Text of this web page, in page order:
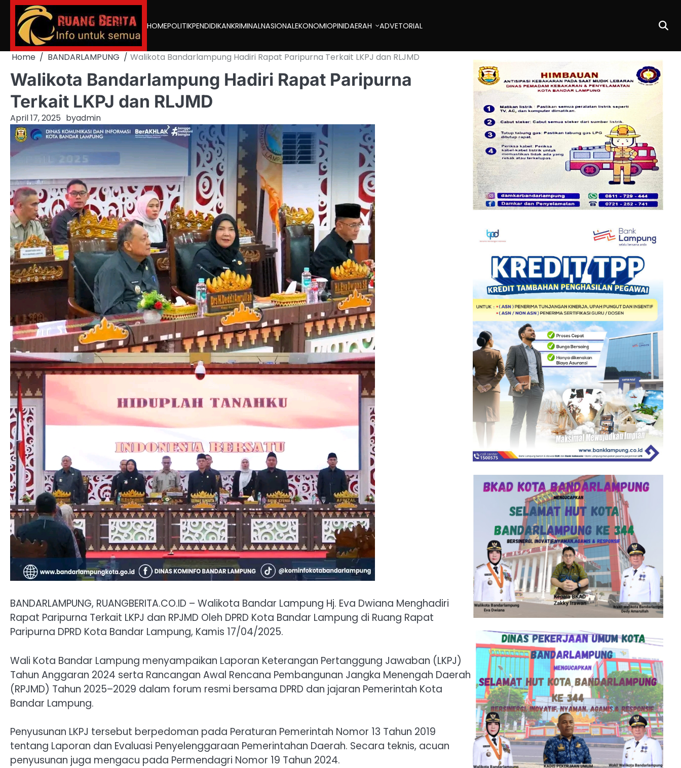
Skip
content
HOMEPOLITIKPENDIDIKANKRIMINALNASIONALEKONOMIOPINIDAERAH ADVETORIAL
Home BANDARLAMPUNG Walikota Bandarlampung Hadiri Rapat Paripurna Terkait LKPJ dan RLJMD
Walikota Bandarlampung Hadiri Rapat Paripurna
Terkait LKPJ dan RLJMD
April 17, 2025 byadmin
BANDARLAMPUNG, RUANGBERITA.CO.ID – Walikota Bandar Lampung Hj. Eva Dwiana Menghadiri
Rapat Paripurna Terkait LKPJ dan RPJMD Oleh DPRD Kota Bandar Lampung di Ruang Rapat
Paripurna DPRD Kota Bandar Lampung, Kamis 17/04/2025.
Wali Kota Bandar Lampung menyampaikan Laporan Keterangan Pertanggung Jawaban (LKPJ)
Tahun Anggaran 2024 serta Rancangan Awal Rencana Pembangunan Jangka Menengah Daerah
(RPJMD) Tahun 2025–2029 dalam forum resmi bersama DPRD dan jajaran Pemerintah Kota
Bandar Lampung.
Penyusunan LKPJ tersebut berpedoman pada Peraturan Pemerintah Nomor 13 Tahun 2019
tentang Laporan dan Evaluasi Penyelenggaraan Pemerintahan Daerah. Secara teknis, acuan
penyusunan juga mengacu pada Permendagri Nomor 19 Tahun 2024.